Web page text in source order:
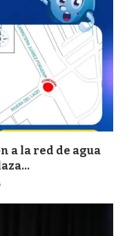
a la red de agua